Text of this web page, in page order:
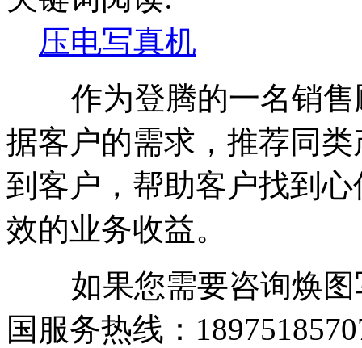
压电写真机
作为登腾的一名销售
据客户的需求，推荐同
到客户，帮助客户找到
效的业务收益。
如果您需要咨询焕图
国服务热线：